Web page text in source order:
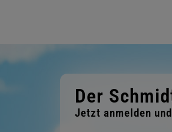
Der
Jetzt anmelden